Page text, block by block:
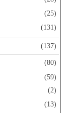
(25)
(131)
(137)
(80)
(59)
(2)
(13)